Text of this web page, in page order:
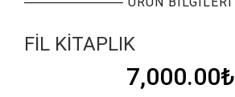
FIL KITAPLIK
7,000.00₺